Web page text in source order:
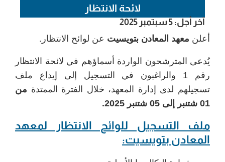
لائحة الانتظار
آخر أجل: 5 سبتمبر 2025
أعلن معهد المعادن بتويسيت عن لوائح الانتظار.
يُدعى المترشحون الواردة أسماؤهم في لائحة الانتظار
رقم 1 والراغبون في التسجيل إلى إيداع ملف
تسجيلهم لدى إدارة المعهد، خلال الفترة الممتدة من
01 شتنبر إلى 05 شتنبر 2025.
ملف التسجيل للوائح الانتظار لمعهد
المعادن بتويسيت: